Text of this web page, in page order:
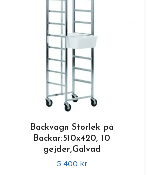
Backvagn Storlek på
Backar:510x420, 10
gejder,Galvad
5 400 kr